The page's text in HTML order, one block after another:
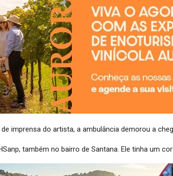
imprensa do artista, a ambulância demorou a
também no bairro de Santana. Ele tinha um